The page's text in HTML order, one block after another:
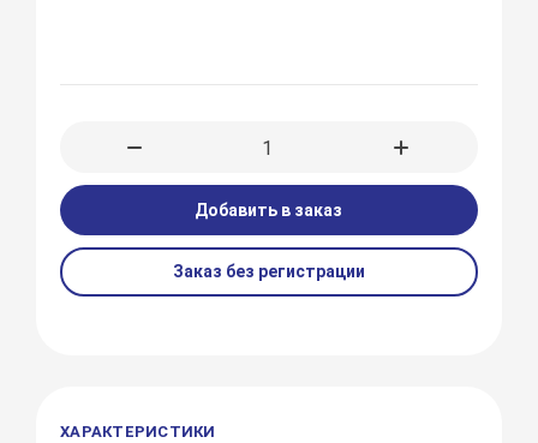
Добавить в заказ
Заказ без регистрации
ХАРАКТЕРИСТИКИ